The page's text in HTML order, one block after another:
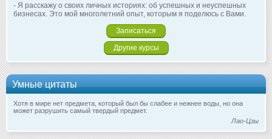
- Я расскажу о своих личных историях: об успешных и неуспешных
бизнесах. Это мой многолетний опыт, которым я поделюсь с Вами.
Записаться
Другие курсы
Умные цитаты
Хотя в мире нет предмета, который был бы слабее и нежнее воды, но она
может разрушить самый твердый предмет.
Лао-Цзы